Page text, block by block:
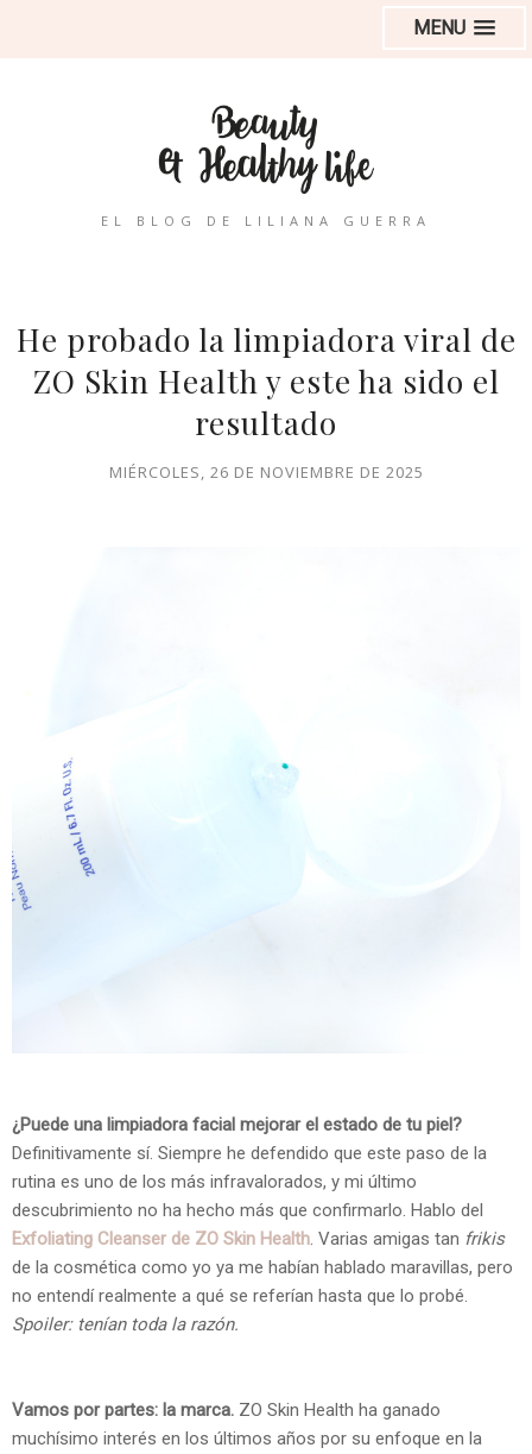
MENU
EL BLOG DE LILIANA GUERRA
He probado la limpiadora viral de
ZO Skin Health y este ha sido el
resultado
MIÉRCOLES, 26 DE NOVIEMBRE DE 2025
¿Puede una limpiadora facial mejorar el estado de tu piel?
Definitivamente sí. Siempre he defendido que este paso de la
rutina es uno de los más infravalorados, y mi último
descubrimiento no ha hecho más que confirmarlo. Hablo del
Exfoliating Cleanser de ZO Skin Health. Varias amigas tan frikis
de la cosmética como yo ya me habían hablado maravillas, pero
no entendí realmente a qué se referían hasta que lo probé.
Spoiler: tenían toda la razón.
Vamos por partes: la marca. ZO Skin Health ha ganado
muchísimo interés en los últimos años por su enfoque en la